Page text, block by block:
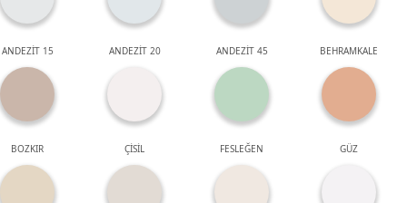
ANDEZİT 15 ANDEZİT 20 ANDEZİT 45 BEHRAMKALE
BOZKIR ÇİSİL FESLEĞEN GÜZ